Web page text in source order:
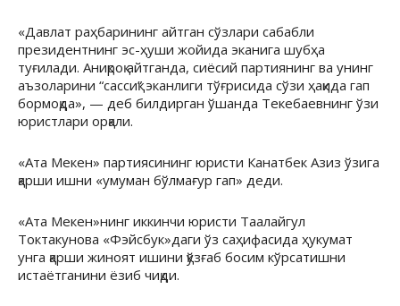
«Давлат раҳбарининг айтган сўзлари сабабли
президентнинг эс-ҳуши жойида эканига шубҳа
туғилади. Аниқроқ айтганда, сиёсий партиянинг ва унинг
аъзоларини “сассиқ” эканлиги тўғрисида сўзи ҳақида гап
бормоқда», — деб билдирган ўшанда Текебаевнинг ўзи
юристлари орқали.
«Ата Мекен» партиясининг юристи Канатбек Азиз ўзига
қарши ишни «умуман бўлмағур гап» деди.
«Ата Мекен»нинг иккинчи юристи Таалайгул
Токтакунова «Фэйсбук»даги ўз саҳифасида ҳукумат
унга қарши жиноят ишини қўзғаб босим кўрсатишни
истаётганини ёзиб чиқди.